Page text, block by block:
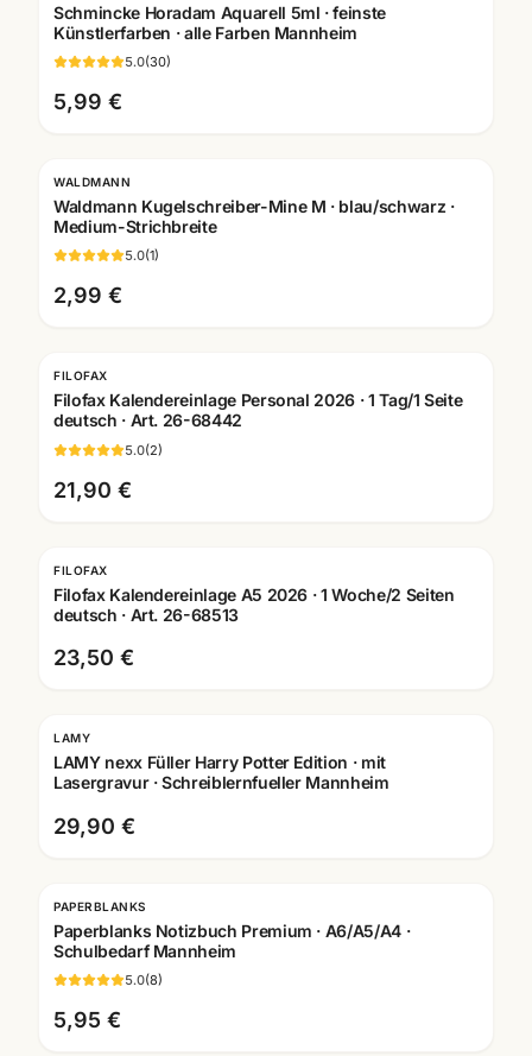
Schmincke Horadam Aquarell 5ml · feinste
Künstlerfarben · alle Farben Mannheim
5.0(30)
5,99 €
Gravur
WALDMANN
Waldmann Kugelschreiber-Mine M · blau/schwarz ·
Medium-Strichbreite
5.0(1)
2,99 €
FILOFAX
Filofax Kalendereinlage Personal 2026 · 1 Tag/1 Seite
deutsch · Art. 26-68442
5.0(2)
21,90 €
FILOFAX
Filofax Kalendereinlage A5 2026 · 1 Woche/2 Seiten
deutsch · Art. 26-68513
23,50 €
Gravur
LAMY
LAMY nexx Füller Harry Potter Edition · mit
Lasergravur · Schreiblernfueller Mannheim
29,90 €
PAPERBLANKS
Paperblanks Notizbuch Premium · A6/A5/A4 ·
Schulbedarf Mannheim
5.0(8)
5,95 €